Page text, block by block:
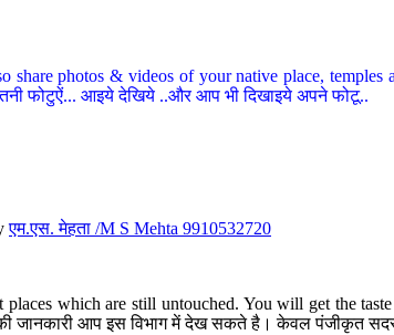
photos & videos of your native place,
फोटुऐं... आइये देखिये ..और आप भी दिखाइये अपने फोटू..
एम.एस. मेहता /M S Mehta 9910532720
which are still untouched. You will get the
जानकारी आप इस विभाग में देख सकते है। केवल पंजीकृत